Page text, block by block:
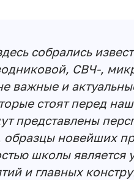
собрались
СВЧ-,
важные и
стоят перед
представлены
образцы новейших
школы является
и главных